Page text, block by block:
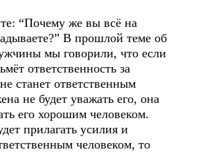
“Почему же вы всё на
В прошлой теме об
мы говорили, что если
ответственность за
станет ответственным
не будет уважать его, она
его хорошим человеком.
прилагать усилия и
человеком, то